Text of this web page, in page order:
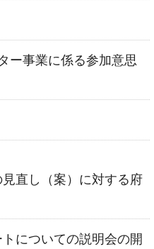
ー事業に係る参加意思
見直し（案）に対する府
についての説明会の開